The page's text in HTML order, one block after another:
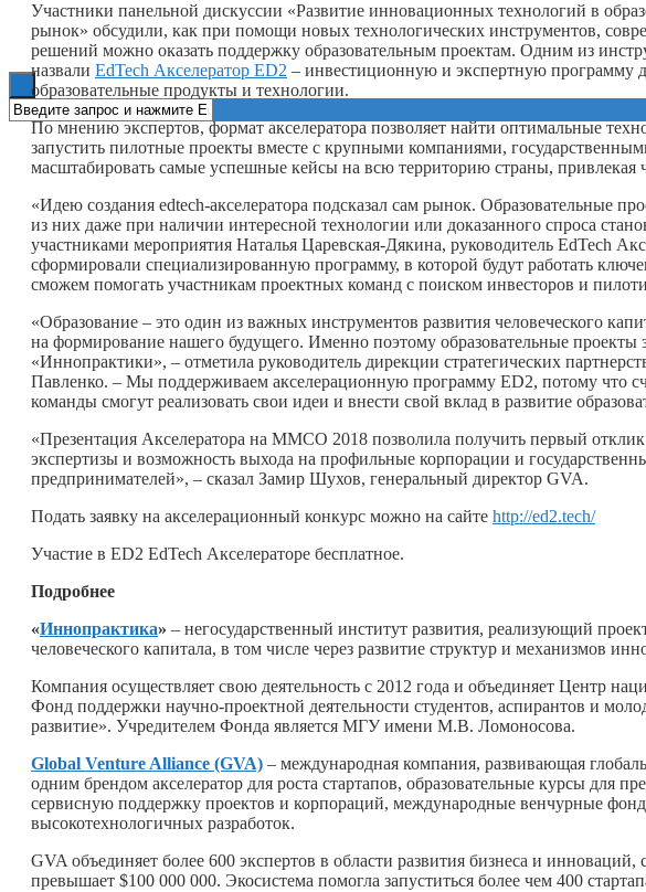
Книги
Участники панельной дискуссии «Развитие инновационных технологий в
рынок» обсудили, как при помощи новых технологических инструментов,
решений можно оказать поддержку образовательным проектам. Одним из
назвали EdTech Акселератор ED2 – инвестиционную и экспертную программу
образовательные продукты и технологии.
По мнению экспертов, формат акселератора позволяет найти оптимальные
запустить пилотные проекты вместе с крупными компаниями,
масштабировать самые успешные кейсы на всю территорию страны, привлекая
«Идею создания edtech-акселератора подсказал сам рынок. Образовательные
из них даже при наличии интересной технологии или доказанного спроса
участниками мероприятия Наталья Царевская-Дякина, руководитель EdTech
сформировали специализированную программу, в которой будут работать
сможем помогать участникам проектных команд с поиском инвесторов и
«Образование – это один из важных инструментов развития человеческого
на формирование нашего будущего. Именно поэтому образовательные проекты
«Иннопрактики», – отметила руководитель дирекции стратегических
Павленко. – Мы поддерживаем акселерационную программу ED2, потому что
команды смогут реализовать свои идеи и внести свой вклад в развитие
«Презентация Акселератора на ММСО 2018 позволила получить первый
экспертизы и возможность выхода на профильные корпорации и
предпринимателей», – сказал Замир Шухов, генеральный директор GVA.
Подать заявку на акселерационный конкурс можно на сайте http://ed2.tech/
Участие в ED2 EdTech Акселераторе бесплатное.
Подробнее
«Иннопрактика» – негосударственный институт развития, реализующий
человеческого капитала, в том числе через развитие структур и механизмов
Компания осуществляет свою деятельность с 2012 года и объединяет Центр
Фонд поддержки научно-проектной деятельности студентов, аспирантов и
развитие». Учредителем Фонда является МГУ имени М.В. Ломоносова.
Global Venture Alliance (GVA) – международная компания, развивающая
одним брендом акселератор для роста стартапов, образовательные курсы для
сервисную поддержку проектов и корпораций, международные венчурные
высокотехнологичных разработок.
GVA объединяет более 600 экспертов в области развития бизнеса и
превышает $100 000 000. Экосистема помогла запуститься более чем 400